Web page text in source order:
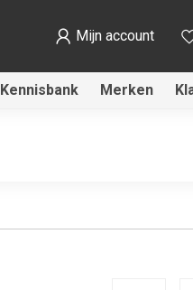
Mijn account
Kennisbank Merken